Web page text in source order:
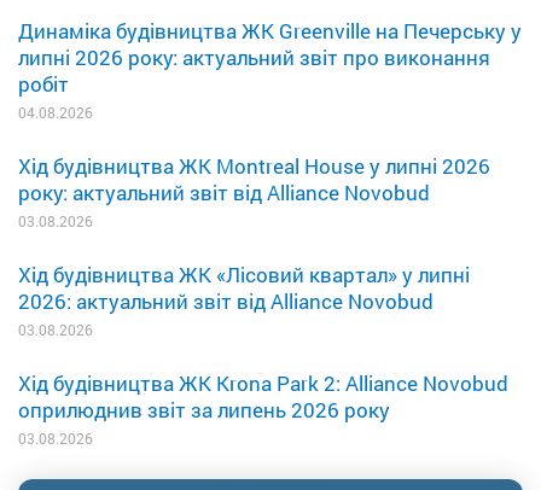
Динаміка будівництва ЖК Greenville на Печерську у
липні 2026 року: актуальний звіт про виконання
робіт
04.08.2026
Хід будівництва ЖК Montreal House у липні 2026
року: актуальний звіт від Alliance Novobud
03.08.2026
Хід будівництва ЖК «Лісовий квартал» у липні
2026: актуальний звіт від Alliance Novobud
03.08.2026
Хід будівництва ЖК Krona Park 2: Alliance Novobud
оприлюднив звіт за липень 2026 року
03.08.2026